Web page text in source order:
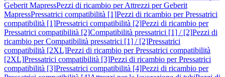
Geberit MapressPezzi di ricambio per Attrezzi per Geberit
MapressPressatrici compatibilità [1]Pezzi di ricambio per Pressatrici
compatibilità [1]Pressatrici compatibilità [2]Pezzi di ricambio per
Pressatrici compatibilità [2]Compatibilità pressatrici [1] / [2]Pezzi di
ricambio per Compatibilità pressatrici [1] / [2]Pressatrici
compatibilità [2XL]Pezzi di ricambio per Pressatrici compatibilità
[2XL]Pressatrici compatibilità [3]Pezzi di ricambio per Pressatrici
compatibilità [3]Pressatrici compatibilità [4]Pezzi di ricambio per